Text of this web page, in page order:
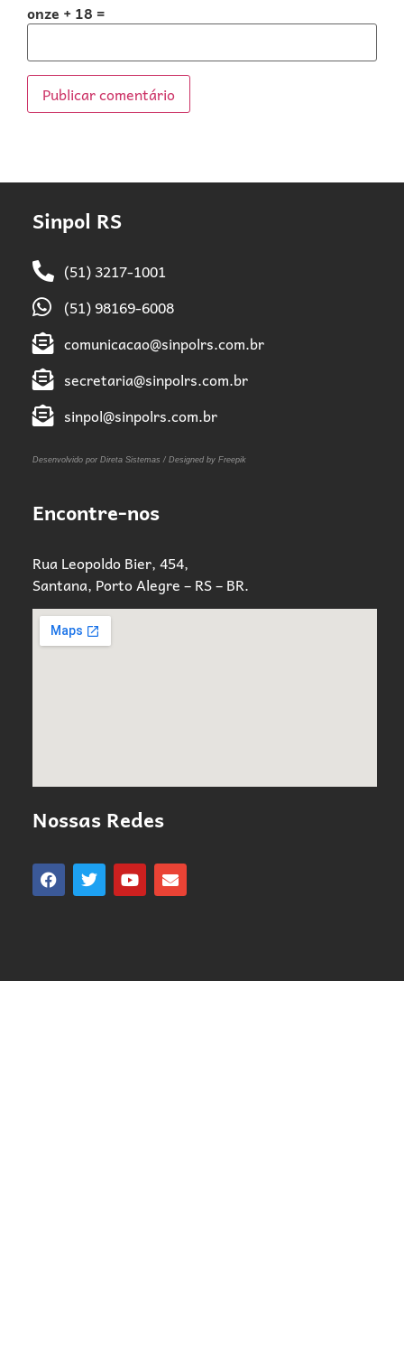
onze + 18 =
Sinpol RS
(51) 3217-1001
(51) 98169-6008
comunicacao@sinpolrs.com.br
secretaria@sinpolrs.com.br
sinpol@sinpolrs.com.br
Desenvolvido por Direta Sistemas / Designed by Freepik
Encontre-nos
Rua Leopoldo Bier, 454,
Santana, Porto Alegre – RS – BR.
Nossas Redes